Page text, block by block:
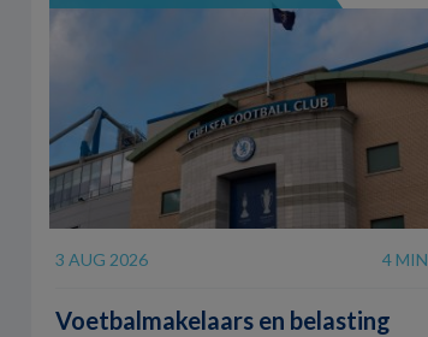
3 AUG 2026 4 MIN
Voetbalmakelaars en belasting